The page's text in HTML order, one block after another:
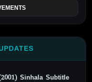
Sinhala Subtitle